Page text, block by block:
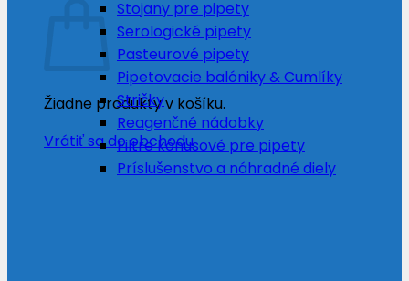
Žiadne produkty v košíku.
Vrátiť sa do obchodu
Stojany pre pipety
Serologické pipety
Pasteurové pipety
Pipetovacie balóniky & Cumlíky
Stričky
Reagenčné nádobky
Filtre kónusové pre pipety
Príslušenstvo a náhradné diely